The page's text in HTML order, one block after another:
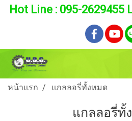
Hot Line : 095-2629455
หน้าแรก แกลลอรี่ทั้งหมด
แกลลอรี่ทั้